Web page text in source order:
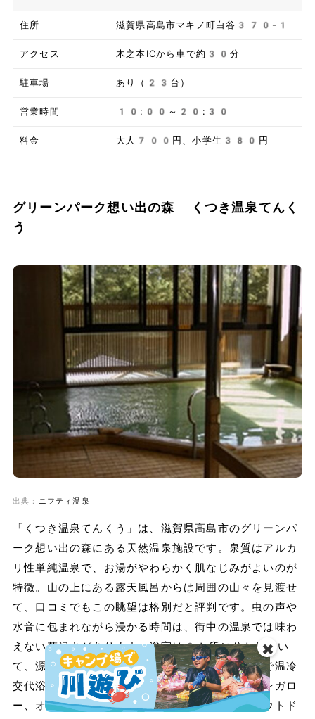
住所 滋賀県高島市マキノ町白谷370-1
アクセス 木之本ICから車で約30分
駐車場 あり（23台）
営業時間 10:00～20:30
料金 大人700円、小学生380円
グリーンパーク想い出の森 くつき温泉てんく
う
出典： ニフティ温泉
「くつき温泉てんくう」は、滋賀県高島市のグリーンパ
ーク想い出の森にある天然温泉施設です。泉質はアルカ
リ性単純温泉で、お湯がやわらかく肌なじみがよいのが
特徴。山の上にある露天風呂からは周囲の山々を見渡せ
て、口コミでもこの眺望は格別だと評判です。虫の声や
水音に包まれながら浸かる時間は、街中の温泉では味わ
えない贅沢さがあります。浴室は2か所に分かれてい
て、源泉をそのまま楽しめる冷泉の湯船もあるので温冷
交代浴も楽しめます。敷地内には屋内プールやバンガロ
ー、オートキャンプ場も備わっていて、家族でアウトド
✖️